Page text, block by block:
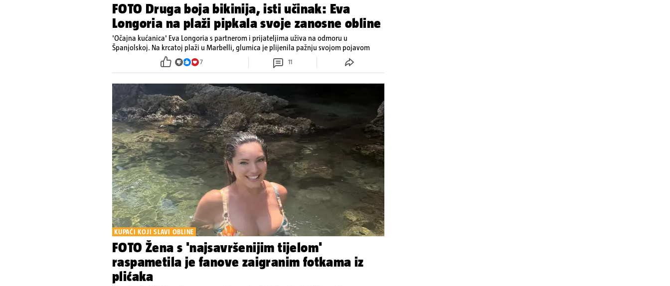
FOTO Druga boja bikinija, isti učinak: Eva
Longoria na plaži pipkala svoje zanosne obline
'Očajna kućanica' Eva Longoria s partnerom i prijateljima uživa na odmoru u
Španjolskoj. Na krcatoj plaži u Marbelli, glumica je plijenila pažnju svojom pojavom
7 11
KUPAĆI KOJI SLAVI OBLINE
FOTO Žena s 'najsavršenijim tijelom'
raspametila je fanove zaigranim fotkama iz
plićaka